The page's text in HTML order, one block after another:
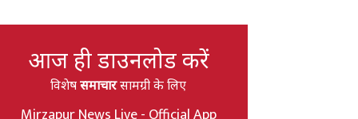
आज ही डाउनलोड करें
विशेषसमाचारसामग्री के लिए